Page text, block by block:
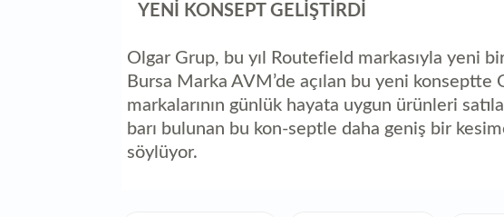
YENİ KONSEPT GELİŞTİRDİ
Olgar Grup, bu yıl Routefield markasıyla yeni
Bursa Marka AVM’de açılan bu yeni konseptte
markalarının günlük hayata uygun ürünleri
barı bulunan bu kon-septle daha geniş bir
söylüyor.